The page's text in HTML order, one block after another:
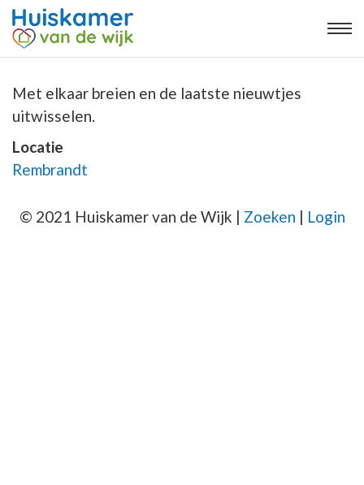
Met elkaar breien en de laatste nieuwtjes
uitwisselen.
Locatie
Rembrandt
© 2021 Huiskamer van de Wijk | Zoeken | Login